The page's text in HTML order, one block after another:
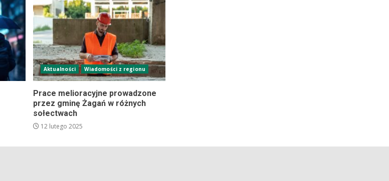
Aktualności Wiadomości z regionu
Prace melioracyjne prowadzone
przez gminę Żagań w różnych
sołectwach
12 lutego 2025